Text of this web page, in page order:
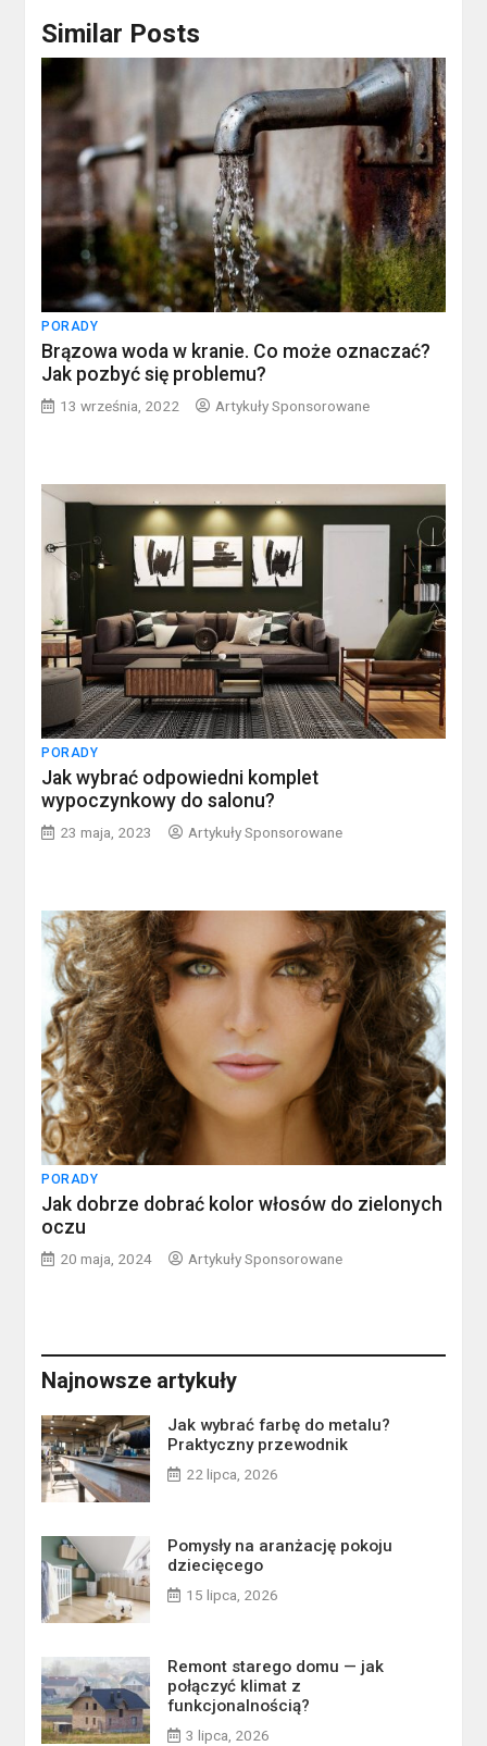
Similar Posts
PORADY
Brązowa woda w kranie. Co może oznaczać?
Jak pozbyć się problemu?
13 września, 2022 Artykuły Sponsorowane
PORADY
Jak wybrać odpowiedni komplet
wypoczynkowy do salonu?
23 maja, 2023 Artykuły Sponsorowane
PORADY
Jak dobrze dobrać kolor włosów do zielonych
oczu
20 maja, 2024 Artykuły Sponsorowane
Najnowsze artykuły
Jak wybrać farbę do metalu?
Praktyczny przewodnik
22 lipca, 2026
Pomysły na aranżację pokoju
dziecięcego
15 lipca, 2026
Remont starego domu — jak
połączyć klimat z
funkcjonalnością?
3 lipca, 2026